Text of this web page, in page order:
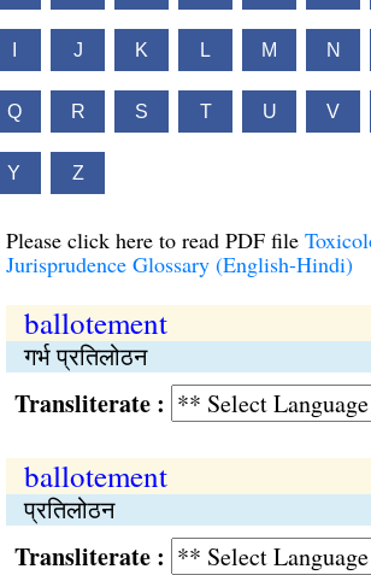
J K L M N
Q R S T U V
Y Z
Please click here to read PDF file
Jurisprudence Glossary (English-Hindi)
ballotement
गर्भ प्रतिलोठन
:
ballotement
प्रतिलोठन
: